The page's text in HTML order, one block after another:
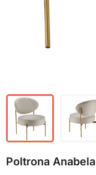
Poltrona Anabela